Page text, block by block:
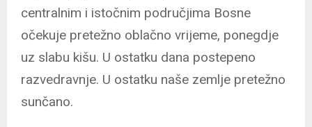
centralnim i istočnim područjima Bosne
očekuje pretežno oblačno vrijeme, ponegdje
uz slabu kišu. U ostatku dana postepeno
razvedravnje. U ostatku naše zemlje pretežno
sunčano.